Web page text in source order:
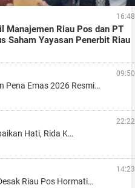
16:48
Manajemen Riau Pos dan PT
Saham Yayasan Penerbit Riau
09:50
Pena Emas 2026 Resmi…
22:22
Hati, Rida K…
14:23
Riau Pos Hormati…